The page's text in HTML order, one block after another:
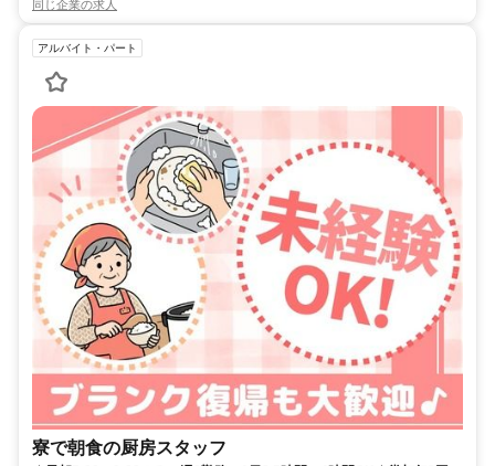
同じ企業の求人
アルバイト・パート
寮で朝食の厨房スタッフ